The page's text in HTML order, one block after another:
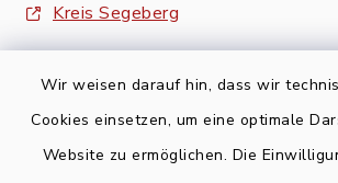
Wir weisen darauf hin, dass wir
Cookies einsetzen, um eine optimale
Website zu ermöglichen. Die
Kreis Segeberg